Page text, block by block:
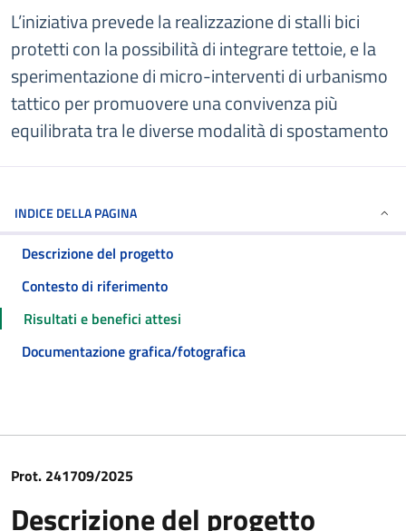
L’iniziativa prevede la realizzazione di stalli bici
protetti con la possibilità di integrare tettoie, e la
sperimentazione di micro-interventi di urbanismo
tattico per promuovere una convivenza più
equilibrata tra le diverse modalità di spostamento
INDICE DELLA PAGINA
Descrizione del progetto
Contesto di riferimento
Risultati e benefici attesi
Documentazione grafica/fotografica
Prot. 241709/2025
Descrizione del progetto